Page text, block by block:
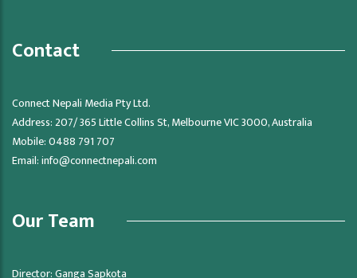
Contact
Connect Nepali Media Pty Ltd.
Address: 207/ 365 Little Collins St, Melbourne VIC 3000, Australia
Mobile: 0488 791 707
Email:info@connectnepali.com
Our Team
Director: Ganga Sapkota